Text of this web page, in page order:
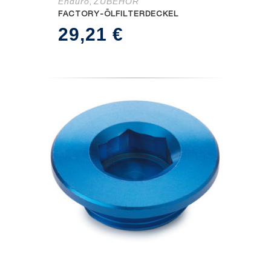
,
FACTORY-ÖLFILTERDECKEL
29,21 €